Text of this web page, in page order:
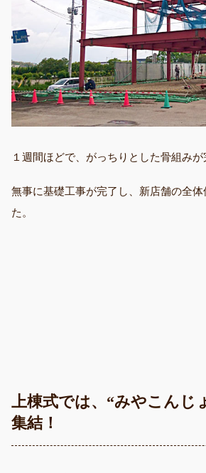
１週間ほどで、がっちりとした骨組みが
無事に基礎工事が完了し、新店舗の全体
た。
上棟式では、“みやこんじ
集結！